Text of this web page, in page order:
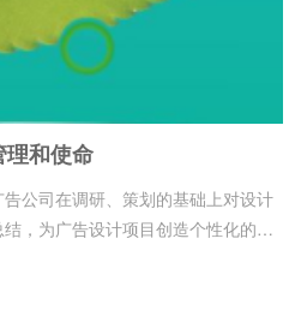
和使命
公司在调研、策划的基础上对设计
，为广告设计项目创造个性化的特
基础。广告创意需要广告公司项目
开头脑风暴，拿出个性化的创造性